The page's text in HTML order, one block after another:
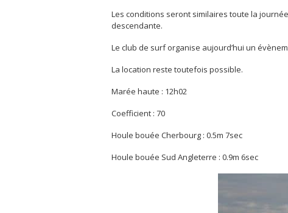
Les conditions seront similaires toute la
descendante.
Le club de surf organise aujourd’hui un
La location reste toutefois possible.
Marée haute : 12h02
Coefficient : 70
Houle bouée Cherbourg : 0.5m 7sec
Houle bouée Sud Angleterre : 0.9m 6sec